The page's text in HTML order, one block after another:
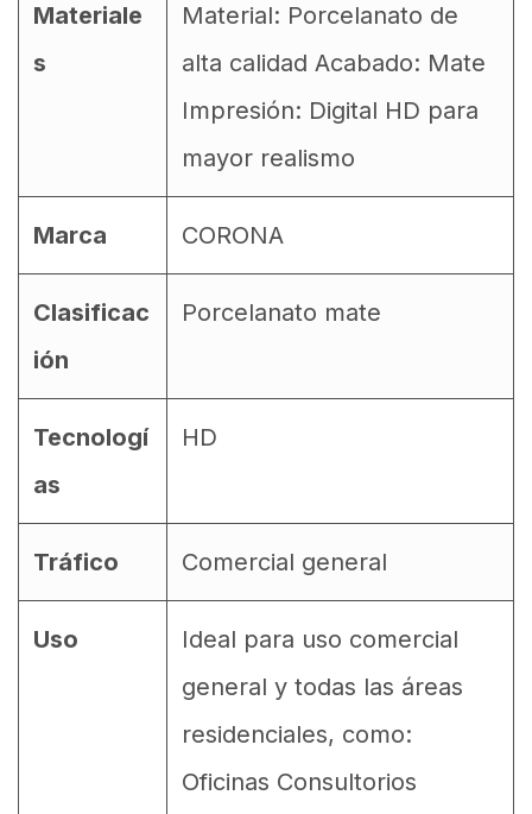
Materiale
s
Material: Porcelanato de
alta calidad Acabado: Mate
Impresión: Digital HD para
mayor realismo
Marca CORONA
Clasificac
ión
Porcelanato mate
Tecnologí
as
HD
Tráfico Comercial general
Uso
Ideal para uso comercial
general y todas las áreas
residenciales, como:
Oficinas Consultorios